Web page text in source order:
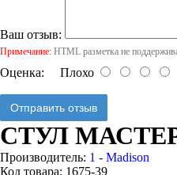
Ваш отзыв:
Примечание: HTML разметка не
Оценка: Плохо
Отправить отзыв
СТУЛ
Производитель: 1 - Madison
Код товара: 1675-39